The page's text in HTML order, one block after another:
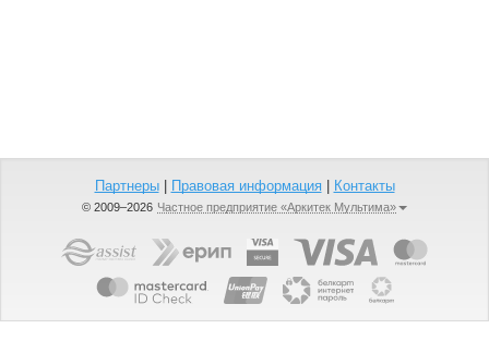
Партнеры| Правовая информация| Контакты
© 2009–2026 Частное предприятие «Аркитек Мультима»